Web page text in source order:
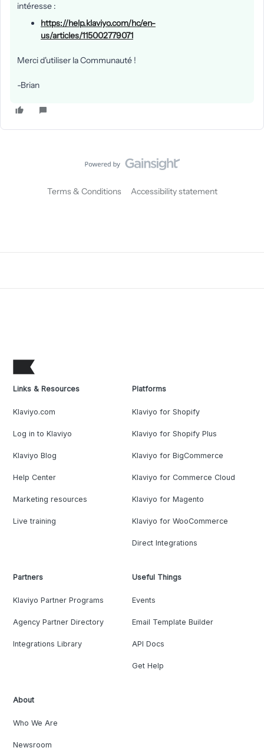
intéresse :
https://help.klaviyo.com/hc/en-
us/articles/115002779071
Merci d'utiliser la Communauté !
-Brian
Terms & Conditions Accessibility statement
Links & Resources
Klaviyo.com
Log in to Klaviyo
Klaviyo Blog
Help Center
Marketing resources
Live training
Platforms
Klaviyo for Shopify
Klaviyo for Shopify Plus
Klaviyo for BigCommerce
Klaviyo for Commerce Cloud
Klaviyo for Magento
Klaviyo for WooCommerce
Direct Integrations
Partners
Klaviyo Partner Programs
Agency Partner Directory
Integrations Library
Useful Things
Events
Email Template Builder
API Docs
Get Help
About
Who We Are
Newsroom